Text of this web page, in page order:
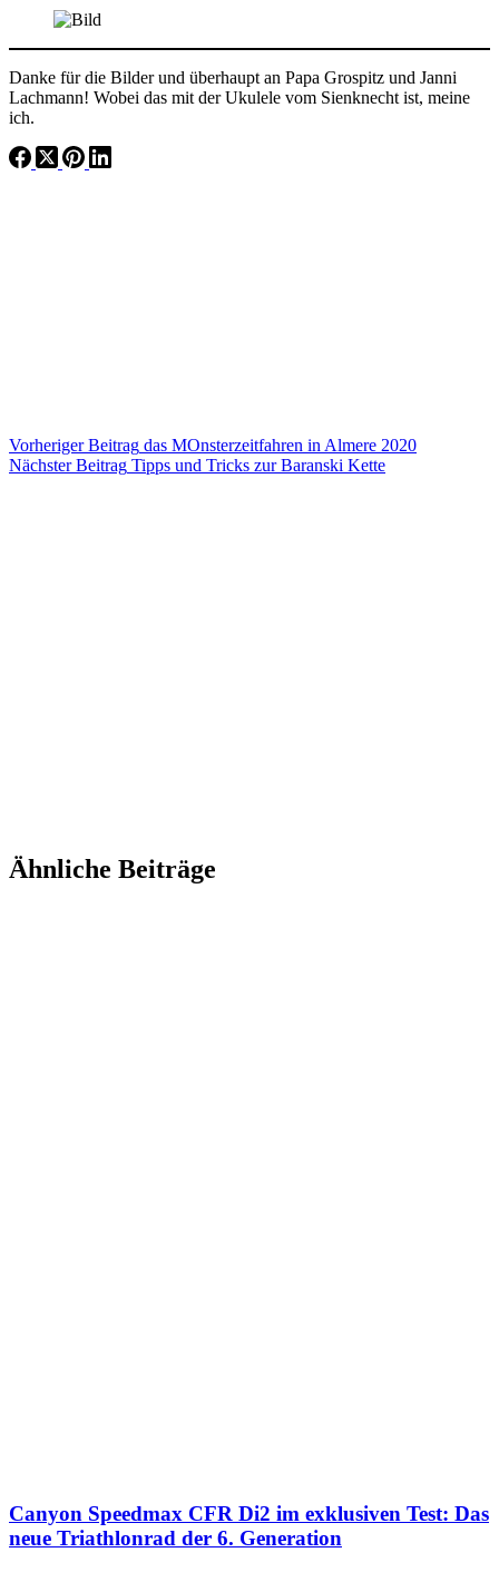
Danke für die Bilder und überhaupt an Papa Grospitz und Janni
Lachmann! Wobei das mit der Ukulele vom Sienknecht ist, meine
ich.